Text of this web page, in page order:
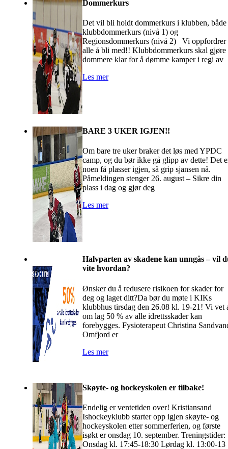
Dommerkurs
Det vil bli holdt dommerkurs i klubben, både
klubbdommerkurs (nivå 1) og
Regionsdommerkurs (nivå 2) Vi oppfordrer
alle å bli med!! Klubbdommerkurs skal gjøre
dommere klar for å dømme kamper i regi av
Les mer
BARE 3 UKER IGJEN!!
Om bare tre uker braker det løs med YPDC
camp, og du bør ikke gå glipp av dette! Det
noen få plasser igjen, så grip sjansen nå.
Påmeldingen stenger 26. august – Sikre din
plass i dag og gjør deg
Les mer
Halvparten av skadene kan unngås – vil
vite hvordan?
Ønsker du å redusere risikoen for skader for
deg og laget ditt?Da bør du møte i KIKs
klubbhus tirsdag den 26.08 kl. 19-21! Vi vet
om lag 50 % av alle idrettsskader kan
forebygges. Fysioterapeut Christina
Omfjord er
Les mer
Skøyte- og hockeyskolen er tilbake!
Endelig er ventetiden over! Kristiansand
Ishockeyklubb starter opp igjen skøyte- og
hockeyskolen etter sommerferien, og første
isøkt er onsdag 10. september. Treningstider:
Onsdag kl. 17:45-18:30 Lørdag kl. 13:00-13